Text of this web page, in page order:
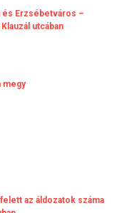
Erzsébetváros –
utcában
megy
az áldozatok száma